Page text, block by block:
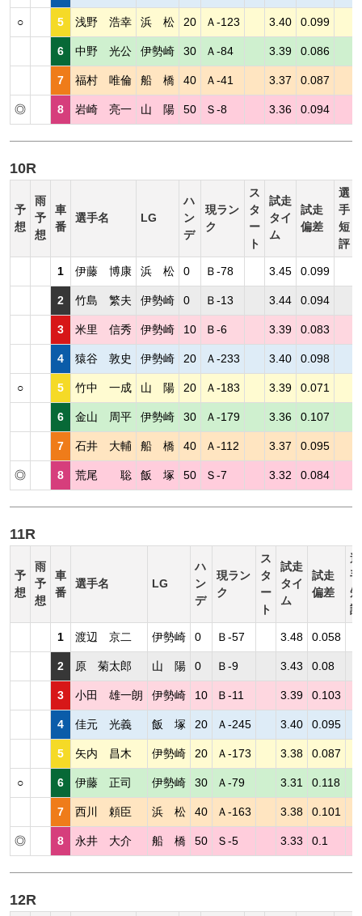
○ 5 浅野 浩幸 浜 松 20 Ａ-123 3.40 0.099
6 中野 光公 伊勢崎 30 Ａ-84 3.39 0.086
7 福村 唯倫 船 橋 40 Ａ-41 3.37 0.087
◎ 8 岩崎 亮一 山 陽 50 Ｓ-8 3.36 0.094
10R
予
想
雨
予
想
車
番
選手名 LG
ハ
ン
デ
現ラン
ク
ス
タ
ー
ト
試走
タイ
ム
試走
偏差
選
手
短
評
1 伊藤 博康 浜 松 0 Ｂ-78 3.45 0.099
2 竹島 繁夫 伊勢崎 0 Ｂ-13 3.44 0.094
3 米里 信秀 伊勢崎 10 Ｂ-6 3.39 0.083
4 猿谷 敦史 伊勢崎 20 Ａ-233 3.40 0.098
○ 5 竹中 一成 山 陽 20 Ａ-183 3.39 0.071
6 金山 周平 伊勢崎 30 Ａ-179 3.36 0.107
7 石井 大輔 船 橋 40 Ａ-112 3.37 0.095
◎ 8 荒尾 聡 飯 塚 50 Ｓ-7 3.32 0.084
11R
予
想
雨
予
想
車
番
選手名 LG
ハ
ン
デ
現ラン
ク
ス
タ
ー
ト
試走
タイ
ム
試走
偏差
選
手
短
評
1 渡辺 京二 伊勢崎 0 Ｂ-57 3.48 0.058
2 原 菊太郎 山 陽 0 Ｂ-9 3.43 0.08
3 小田 雄一朗 伊勢崎 10 Ｂ-11 3.39 0.103
4 佳元 光義 飯 塚 20 Ａ-245 3.40 0.095
5 矢内 昌木 伊勢崎 20 Ａ-173 3.38 0.087
○ 6 伊藤 正司 伊勢崎 30 Ａ-79 3.31 0.118
7 西川 頼臣 浜 松 40 Ａ-163 3.38 0.101
◎ 8 永井 大介 船 橋 50 Ｓ-5 3.33 0.1
12R